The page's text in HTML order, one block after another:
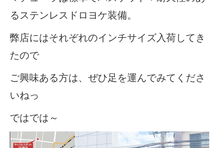
お問い合わせ
会社概要
るステンレスドロヨケ装備。
弊店にはそれぞれのインチサイズ入荷してき
たので
ご興味ある方は、ぜひ足を運んでみてくださ
いねっ
ではでは～